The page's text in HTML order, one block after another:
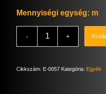
Mennyiségi egység: m
Cikkszám: E-0057 Kategória: Egyéb